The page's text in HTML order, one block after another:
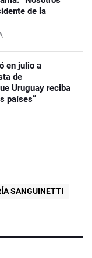
de la
en julio a
de
Uruguay reciba
países”
SANGUINETTI